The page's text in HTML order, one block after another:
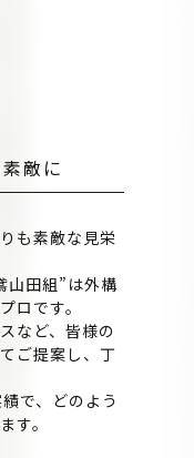
敵に
も素敵な見栄
山田組”は外構
ロです。
など、皆様の
ご提案し、丁
で、どのよう
す。